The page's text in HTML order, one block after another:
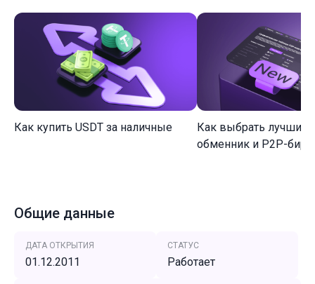
Как купить USDT за наличные
Как выбрать лучший
обменник и P2P-
Общие данные
ДАТА ОТКРЫТИЯ
01.12.2011
СТАТУС
Работает